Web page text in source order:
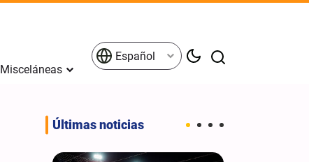
Misceláneas
Español
Últimas noticias